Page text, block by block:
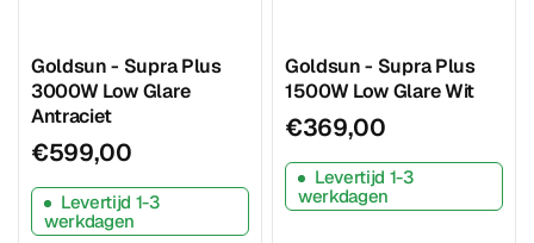
Goldsun - Supra Plus
3000W Low Glare
Antraciet
€599,00
Levertijd 1-3
werkdagen
Goldsun - Supra Plus
1500W Low Glare Wit
€369,00
Levertijd 1-3
werkdagen